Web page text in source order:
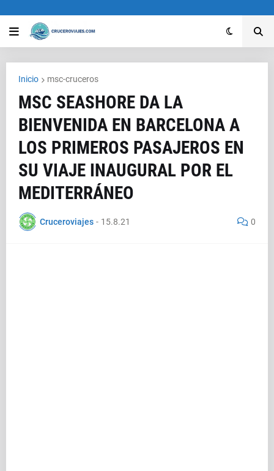
Inicio msc-cruceros
MSC SEASHORE DA LA
BIENVENIDA EN BARCELONA A
LOS PRIMEROS PASAJEROS EN
SU VIAJE INAUGURAL POR EL
MEDITERRÁNEO
Cruceroviajes - 15.8.21 0